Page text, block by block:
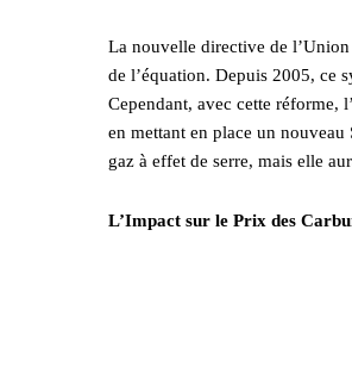
La nouvelle directive de l’Union
de l’équation. Depuis 2005, ce
Cependant, avec cette réforme,
en mettant en place un
gaz à effet de serre, mais elle
L’Impact sur le Prix des